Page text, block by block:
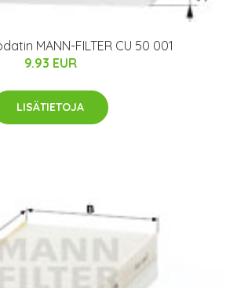
MANN-FILTER CU 50 001
9.93 EUR
LISÄTIETOJA